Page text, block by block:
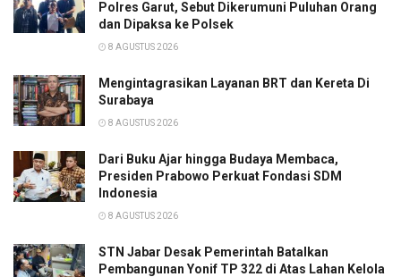
Polres Garut, Sebut Dikerumuni Puluhan Orang
dan Dipaksa ke Polsek
8 AGUSTUS 2026
Mengintagrasikan Layanan BRT dan Kereta Di
Surabaya
8 AGUSTUS 2026
Dari Buku Ajar hingga Budaya Membaca,
Presiden Prabowo Perkuat Fondasi SDM
Indonesia
8 AGUSTUS 2026
STN Jabar Desak Pemerintah Batalkan
Pembangunan Yonif TP 322 di Atas Lahan Kelola